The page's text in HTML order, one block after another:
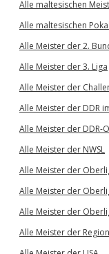
Alle maltesischen
Alle maltesischen
Alle Meister der 2.
Alle Meister der 3. Liga
Alle Meister der
Alle Meister der DDR
Alle Meister der DDR-
Alle Meister der NWSL
Alle Meister der
Alle Meister der
Alle Meister der
Alle Meister der